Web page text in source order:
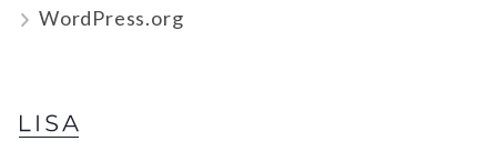
WordPress.org